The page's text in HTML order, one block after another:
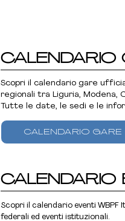
CALENDARIO
Scopri il calendario gare
regionali tra Liguria, Modena,
Tutte le date, le sedi e le
CALENDARIO GARE
CALENDARIO
Scopri il calendario eventi
federali ed eventi istituzionali.